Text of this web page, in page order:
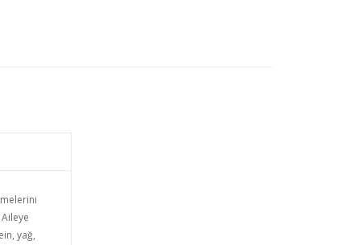
yağ,